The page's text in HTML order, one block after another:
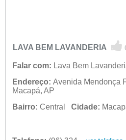
LAVA BEM LAVANDERIA
Falar com: Lava Bem
Endereço: Avenida Mendonça
Macapá, AP
Bairro: Central Cidade: